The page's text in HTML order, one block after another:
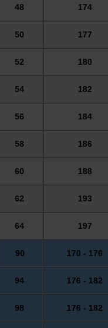
48 174
50 177
52 180
54 182
56 184
58 186
60 188
62 193
64 197
90 170 - 176
94 176 - 182
98 176 - 182